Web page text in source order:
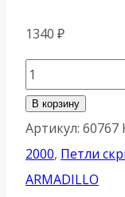
1340 ₽
Количество
товара
Петля
Armadillo
(Армадилло)
В корзину
Артикул: 60767
2000, Петли
ARMADILLO